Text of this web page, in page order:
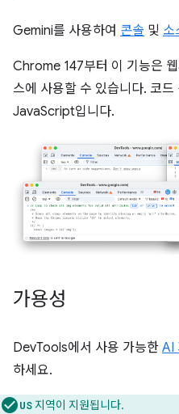
Gemini를 사용하여 콘솔 및 소
Chrome 147부터 이 기능은
스에 사용할 수 있습니다. 코
JavaScript입니다.
가용성
DevTools에서 사용 가능한 AI
하세요.
US지역이 지원됩니다.